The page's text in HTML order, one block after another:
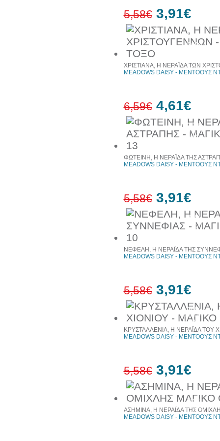
30%
5,58€ 3,91€
30%
έκπτωση
web
ΧΡΙΣΤΙΑΝΑ, Η ΝΕΡΑΪΔΑ ΤΩΝ
MEADOWS DAISY - ΜΕΝΤΟΟΥΣ
6,59€ 4,61€
30%
έκπτωση
web
ΦΩΤΕΙΝΗ, Η ΝΕΡΑΪΔΑ ΤΗΣ
MEADOWS DAISY - ΜΕΝΤΟΟΥΣ
5,58€ 3,91€
30%
έκπτωση
web
ΝΕΦΕΛΗ, Η ΝΕΡΑΪΔΑ ΤΗΣ
MEADOWS DAISY - ΜΕΝΤΟΟΥΣ
5,58€ 3,91€
30%
έκπτωση
web
ΚΡΥΣΤΑΛΛΕΝΙΑ, Η ΝΕΡΑΪΔΑ ΤΟΥ
MEADOWS DAISY - ΜΕΝΤΟΟΥΣ
5,58€ 3,91€
ΑΣΗΜΙΝΑ, Η ΝΕΡΑΪΔΑ ΤΗΣ
MEADOWS DAISY - ΜΕΝΤΟΟΥΣ